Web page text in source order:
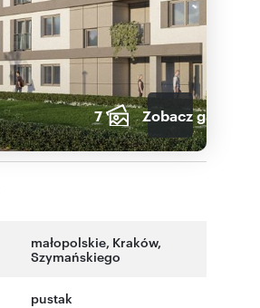
7 Zobacz galerię
małopolskie, Kraków,
Szymańskiego
pustak